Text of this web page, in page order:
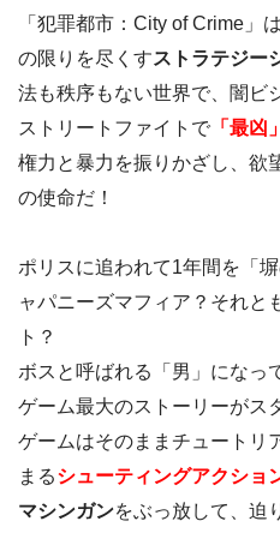
「犯罪都市：City of Crime」は
の限りを尽くすストラテジー
法も秩序もない世界で、闇ビ
ストリートファイトで 「最凶」
権力と暴力を振りかざし、欲
の使命だ！
ポリスに追われて1年間を「
ャパニーズマフィア？それと
ト？
ボスと呼ばれる「男」になっ
ゲーム最大のストーリーがス
ゲームはそのままチュートリ
まるシューティングアクショ
マシンガンをぶっ放して、迫